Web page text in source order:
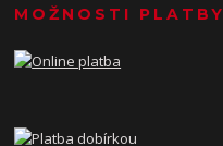
MOŽNOSTI PLATBY